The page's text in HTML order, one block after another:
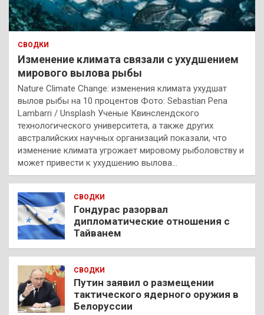
СВОДКИ
Изменение климата связали с ухудшением
мирового вылова рыбы
Nature Climate Change: изменения климата ухудшат
вылов рыбы на 10 процентов Фото: Sebastian Pena
Lambarri / Unsplash Ученые Квинслендского
технологического университета, а также других
австралийских научных организаций показали, что
изменение климата угрожает мировому рыболовству и
может привести к ухудшению вылова…
СВОДКИ
Гондурас разорвал
дипломатические отношения с
Тайванем
СВОДКИ
Путин заявил о размещении
тактического ядерного оружия в
Белоруссии